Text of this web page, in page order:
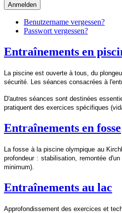
Anmelden
Benutzername vergessen?
Passwort vergessen?
Entraînements en
La piscine est ouverte à tous, du
sécurité. Les séances consacrées à
D'autres séances sont destinées
pratiquent des exercices spécifiques
Entraînements en fosse
La fosse à la piscine olympique au
profondeur : stabilisation, remontée
minimum).
Entraînements au lac
Approfondissement des exercices et